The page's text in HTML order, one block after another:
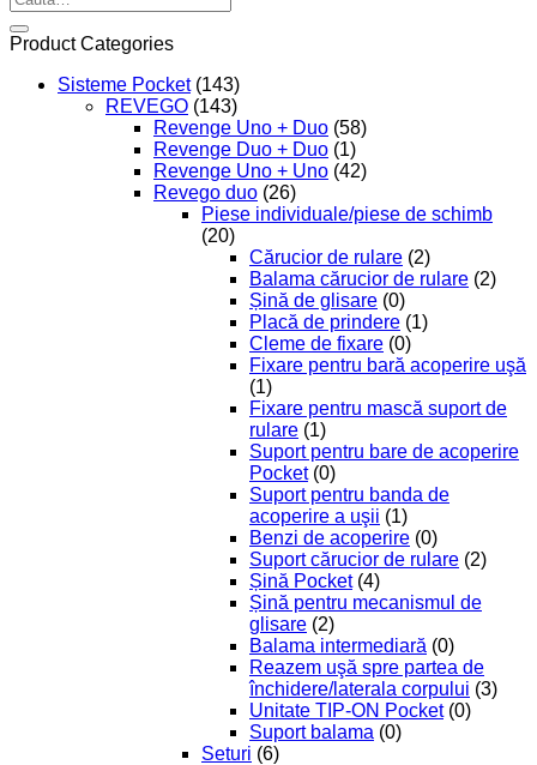
după:
Product Categories
Sisteme Pocket (143)
REVEGO (143)
Revenge Uno + Duo (58)
Revenge Duo + Duo (1)
Revenge Uno + Uno (42)
Revego duo (26)
Piese individuale/piese de schimb
(20)
Cărucior de rulare (2)
Balama cărucior de rulare (2)
Șină de glisare (0)
Placă de prindere (1)
Cleme de fixare (0)
Fixare pentru bară acoperire uşă
(1)
Fixare pentru mască suport de
rulare (1)
Suport pentru bare de acoperire
Pocket (0)
Suport pentru banda de
acoperire a uşii (1)
Benzi de acoperire (0)
Suport cărucior de rulare (2)
Șină Pocket (4)
Șină pentru mecanismul de
glisare (2)
Balama intermediară (0)
Reazem uşă spre partea de
închidere/laterala corpului (3)
Unitate TIP-ON Pocket (0)
Suport balama (0)
Seturi (6)